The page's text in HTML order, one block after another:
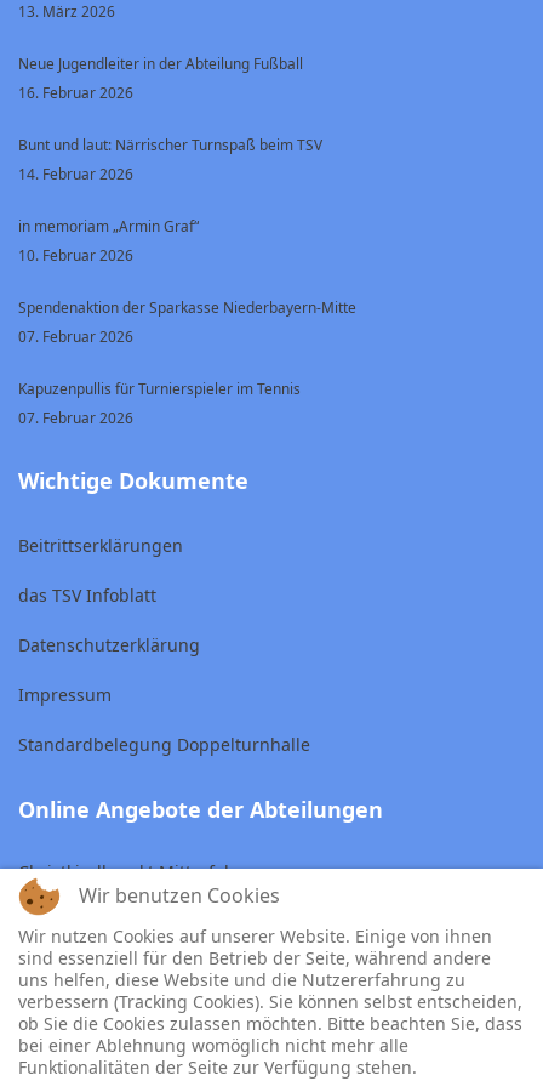
13. März 2026
Neue Jugendleiter in der Abteilung Fußball
16. Februar 2026
Bunt und laut: Närrischer Turnspaß beim TSV
14. Februar 2026
in memoriam „Armin Graf“
10. Februar 2026
Spendenaktion der Sparkasse Niederbayern-Mitte
07. Februar 2026
Kapuzenpullis für Turnierspieler im Tennis
07. Februar 2026
Wichtige Dokumente
Beitrittserklärungen
das TSV Infoblatt
Datenschutzerklärung
Impressum
Standardbelegung Doppelturnhalle
Online Angebote der Abteilungen
Christkindlmarkt Mitterfels
Skiclub Mitterfels
TSV Tennisabteilung
Wir benutzen Cookies
Wir nutzen Cookies auf unserer Website. Einige von ihnen
sind essenziell für den Betrieb der Seite, während andere
uns helfen, diese Website und die Nutzererfahrung zu
verbessern (Tracking Cookies). Sie können selbst entscheiden,
ob Sie die Cookies zulassen möchten. Bitte beachten Sie, dass
bei einer Ablehnung womöglich nicht mehr alle
Funktionalitäten der Seite zur Verfügung stehen.